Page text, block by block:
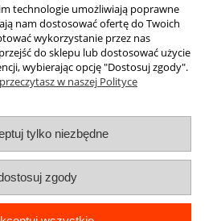
Shoper Premium
technologie umożliwiają poprawne
nam dostosować ofertę do Twoich
wykorzystanie przez nas
do sklepu lub dostosować użycie
wybierając opcję "Dostosuj zgody".
w naszej Polityce
tylko niezbędne
zgody